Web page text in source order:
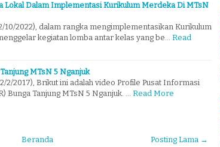
Lokal Dalam Implementasi Kurikulum Merdeka Di MTsN
10/2022), dalam rangka mengimplementasikan Kurikulum
kegiatan lomba antar kelas yang be… Read
MTsN 5 Nganjuk
2/2017), Brikut ini adalah video Profile Pusat Informasi
Bunga Tanjung MTsN 5 Nganjuk. … Read More
Posting Lama →
Beranda